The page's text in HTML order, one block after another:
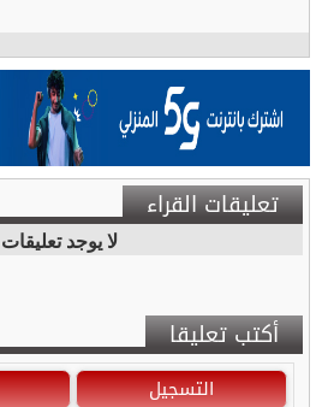
تعليقات القراء
لا يوجد تعليقات
أكتب تعليقا
التسجيل